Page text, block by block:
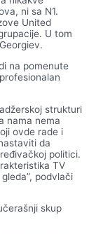
ni sa N1.
United
U tom
na pomenute
strukturi
nama nema
ovde rade i
da
politici.
TV
podvlači
skup